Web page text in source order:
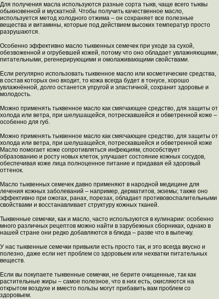
Для получения масла используются разные сорта тыкв, чаще всего тыквы
обыкновенной и мускатной. Чтобы получить качественное масло,
используется метод холодного отжима – он сохраняет все полезные
вещества и витамины, которые под действием высоких температур просто
разрушаются.
Особенно эффективно масло тыквенных семечек при уходе за сухой,
обезвоженной и огрубевшей кожей, потому что оно обладает увлажняющими,
питательными, регенерирующими и омолаживающими свойствами.
Если регулярно использовать тыквенное масло или косметические средства,
в состав которых оно входит, то кожа всегда будет в тонусе, хорошо
увлажнённой, долго останется упругой и эластичной, сохранит здоровье и
молодость.
Можно применять тыквенное масло как смягчающее средство, для защиты от
холода или ветра, при шелушащейся, потрескавшейся и обветренной коже –
особенно для губ.
Можно применять тыквенное масло как смягчающее средство, для защиты от
холода или ветра, при шелушащейся, потрескавшейся и обветренной коже
Масло помогает коже сопротивляться инфекциям, способствует
образованию и росту новых клеток, улучшает состояние кожных сосудов,
обеспечивая коже лица полноценное питание и придавая ей здоровый
оттенок.
Масло тыквенных семечек давно применяют в народной медицине для
лечения кожных заболеваний – например, дерматитов, экземы; также оно
эффективно при ожогах, ранах, порезах, обладает противовоспалительными
свойствами и восстанавливает структуру кожных тканей.
Тыквенные семечки, как и масло, часто используются в кулинарии: особенно
много различных рецептов можно найти в зарубежных сборниках, однако в
нашей стране они редко добавляются в блюда – разве что в выпечку.
У нас тыквенные семечки привыкли есть просто так, и это всегда вкусно и
полезно, даже если нет проблем со здоровьем или нехватки питательных
веществ.
Если вы покупаете тыквенные семечки, не берите очищенные, так как
растительные жиры – самое полезное, что в них есть, окисляются на
открытом воздухе и вместо пользы могут прибавить вам проблем со
здоровьем.